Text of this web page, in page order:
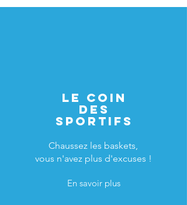
Le coin
des
sportifs
Chaussez les baskets,
vous n'avez plus d'excuses !
En savoir plus